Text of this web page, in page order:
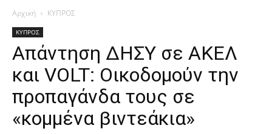
Αρχική ΚΥΠΡΟΣ
ΚΥΠΡΟΣ
Απάντηση ΔΗΣΥ σε ΑΚΕΛ
και VOLT: Οικοδομούν την
προπαγάνδα τους σε
«κομμένα βιντεάκια»